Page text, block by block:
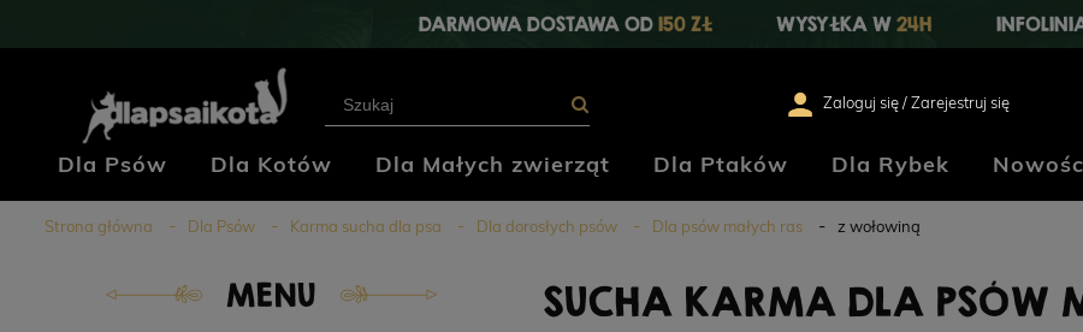
DARMOWA DOSTAWA OD 150 ZŁ WYSYŁKA W 24H
Zaloguj się / Zarejestruj się
Dla Psów Dla Kotów Dla Małych zwierząt Dla Ptaków Dla Rybek
Klub Hodowców
Blog Kontakt
Strona główna Dla Psów Karma sucha dla psa Dla dorosłych psów Dla psów małych ras z wołowiną
MENU
SUCHA KARMA DLA PSÓW